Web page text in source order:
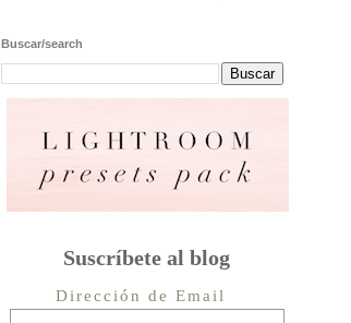
Buscar/search
Suscríbete al blog
Dirección de Email